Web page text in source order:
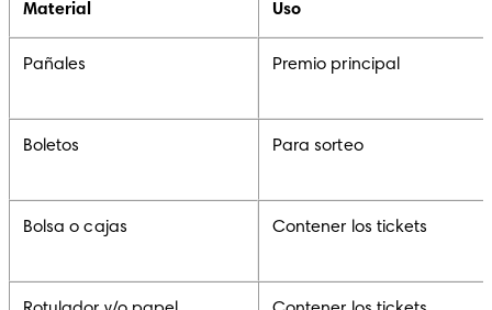
Material Uso
Pañales Premio principal
Boletos Para sorteo
Bolsa o cajas Contener los tickets